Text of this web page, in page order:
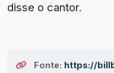
disse o cantor.
Fonte: https://